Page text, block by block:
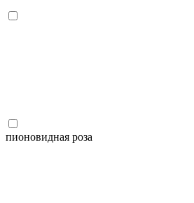
пионовидная роза